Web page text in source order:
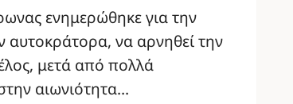
ενημερώθηκε για την
αυτοκράτορα, να αρνηθεί την
μετά από πολλά
αιωνιότητα…